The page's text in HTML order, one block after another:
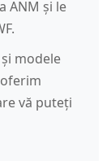
ANM și le
modele
vă puteți